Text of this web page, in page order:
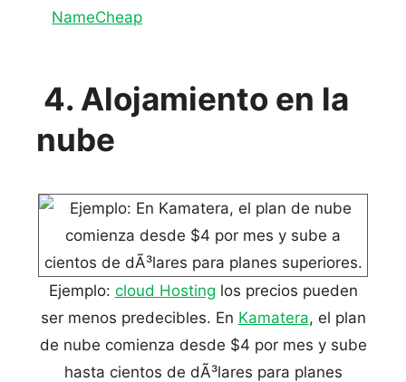
NameCheap
4. Alojamiento en la
nube
Ejemplo: cloud Hosting los precios pueden
ser menos predecibles. En Kamatera, el plan
de nube comienza desde $4 por mes y sube
hasta cientos de dÃ³lares para planes